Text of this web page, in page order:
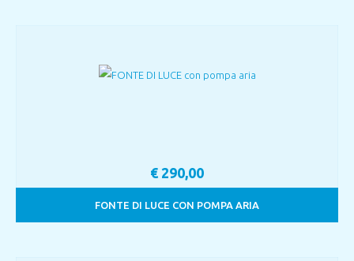
FONTE DI LUCE CON POMPA ARIA
€ 290,00